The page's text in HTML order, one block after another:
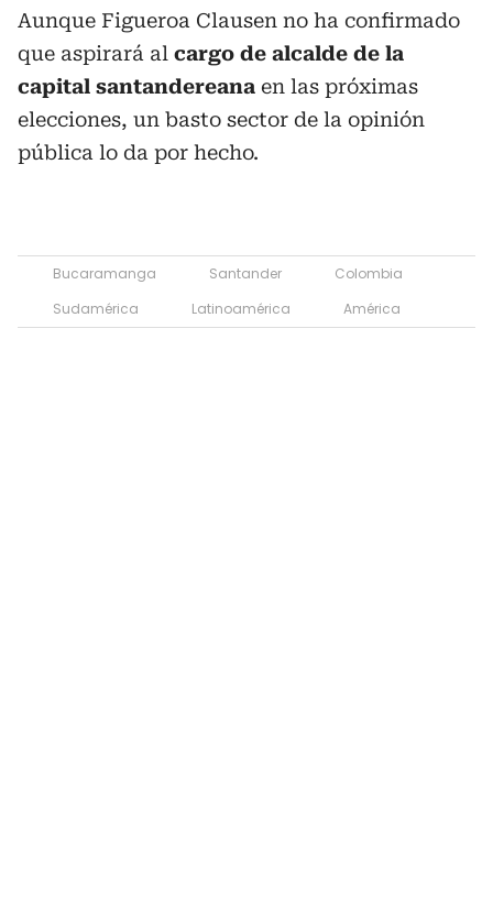
Aunque Figueroa Clausen no ha confirmado
que aspirará al cargo de alcalde de la
capital santandereana en las próximas
elecciones, un basto sector de la opinión
pública lo da por hecho.
Bucaramanga Santander
Colombia
Sudamérica
Latinoamérica América